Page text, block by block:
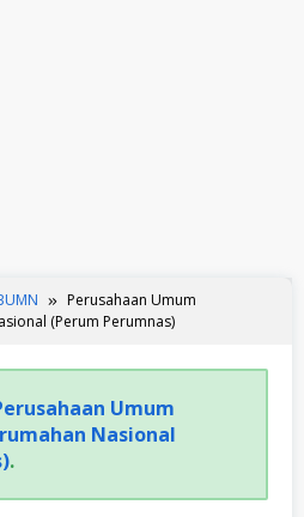
Perusahaan Umum
(Perum Perumnas)
Umum
Nasional
.